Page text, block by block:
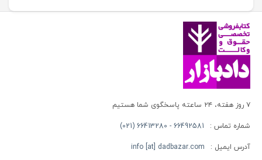
۷ روز هفته، ۲۴ ساعته پاسخگوی شما هستیم
شماره تماس : 66492581 - 66413280 (021)
آدرس ایمیل : info [at] dadbazar.com